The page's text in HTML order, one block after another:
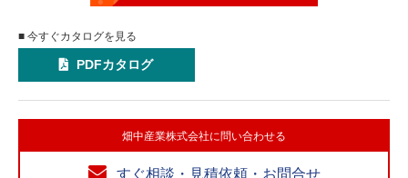
■ 今すぐカタログを見る
PDFカタログ
畑中産業株式会社に問い合わせる
すぐ相談・見積依頼・お問合せ